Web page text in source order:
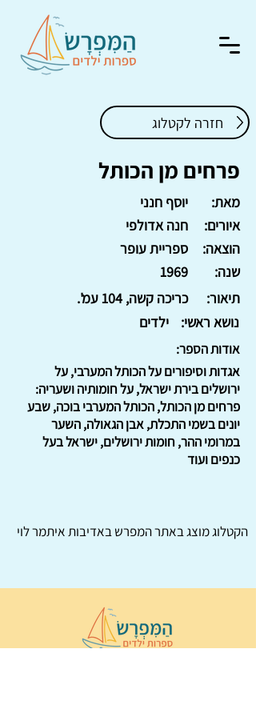
חזרה לקטלוג
פרחים מן הכותל
יוסף חנני
מאת:
חנה אדולפי
איורים:
ספריית עופר
הוצאה:
1969
שנה:
כריכה קשה, 104 עמ'.
תיאור:
ילדים
נושא ראשי:
אודות הספר:
אגדות וסיפורים על הכותל המערבי, על
ירושלים בירת ישראל, על חומותיה ושעריה:
פרחים מן הכותל, הכותל המערבי בוכה, שבע
יונים בשמי התכלת, אבן הגאולה, השער
במרומי ההר, חומות ירושלים, ישראל בעל
כנפים ועוד
הקטלוג מוצג באתרהמפרשבאדיבות איתמר לוי